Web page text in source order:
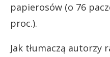
papierosów (o 76
proc.).
Jak tłumaczą autorzy